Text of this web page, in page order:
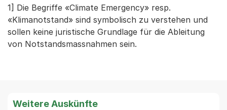
1] Die Begriffe «Climate Emergency» resp.
«Klimanotstand» sind symbolisch zu verstehen und
sollen keine juristische Grundlage für die Ableitung
von Notstandsmassnahmen sein.
Weitere Auskünfte